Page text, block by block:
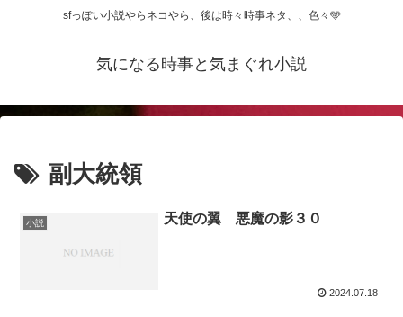
sfっぽい小説やらネコやら、後は時々時事ネタ、、色々🩵
気になる時事と気まぐれ小説
副大統領
小説 天使の翼 悪魔の影３０
2024.07.18